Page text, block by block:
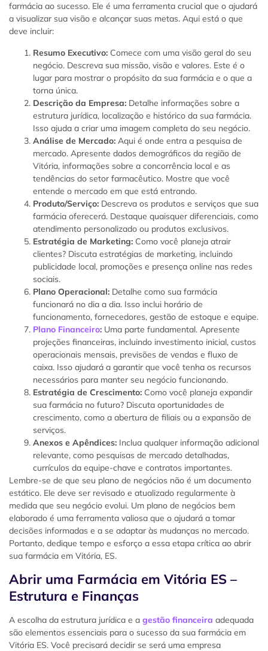
farmácia ao sucesso. Ele é uma ferramenta crucial que o ajudará
a visualizar sua visão e alcançar suas metas. Aqui está o que
deve incluir:
Resumo Executivo: Comece com uma visão geral do seu
negócio. Descreva sua missão, visão e valores. Este é o
lugar para mostrar o propósito da sua farmácia e o que a
torna única.
Descrição da Empresa: Detalhe informações sobre a
estrutura jurídica, localização e histórico da sua farmácia.
Isso ajuda a criar uma imagem completa do seu negócio.
Análise de Mercado: Aqui é onde entra a pesquisa de
mercado. Apresente dados demográficos da região de
Vitória, informações sobre a concorrência local e as
tendências do setor farmacêutico. Mostre que você
entende o mercado em que está entrando.
Produto/Serviço: Descreva os produtos e serviços que sua
farmácia oferecerá. Destaque quaisquer diferenciais, como
atendimento personalizado ou produtos exclusivos.
Estratégia de Marketing: Como você planeja atrair
clientes? Discuta estratégias de marketing, incluindo
publicidade local, promoções e presença online nas redes
sociais.
Plano Operacional: Detalhe como sua farmácia
funcionará no dia a dia. Isso inclui horário de
funcionamento, fornecedores, gestão de estoque e equipe.
Plano Financeiro: Uma parte fundamental. Apresente
projeções financeiras, incluindo investimento inicial, custos
operacionais mensais, previsões de vendas e fluxo de
caixa. Isso ajudará a garantir que você tenha os recursos
necessários para manter seu negócio funcionando.
Estratégia de Crescimento: Como você planeja expandir
sua farmácia no futuro? Discuta oportunidades de
crescimento, como a abertura de filiais ou a expansão de
serviços.
Anexos e Apêndices: Inclua qualquer informação adicional
relevante, como pesquisas de mercado detalhadas,
currículos da equipe-chave e contratos importantes.
Lembre-se de que seu plano de negócios não é um documento
estático. Ele deve ser revisado e atualizado regularmente à
medida que seu negócio evolui. Um plano de negócios bem
elaborado é uma ferramenta valiosa que o ajudará a tomar
decisões informadas e a se adaptar às mudanças no mercado.
Portanto, dedique tempo e esforço a essa etapa crítica ao abrir
sua farmácia em Vitória, ES.
Abrir uma Farmácia em Vitória ES –
Estrutura e Finanças
A escolha da estrutura jurídica e a gestão financeira adequada
são elementos essenciais para o sucesso da sua farmácia em
Vitória ES. Você precisará decidir se será uma empresa